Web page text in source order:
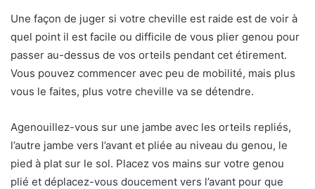
Une façon de juger si votre cheville est raide est de voir à
quel point il est facile ou difficile de vous plier genou pour
passer au-dessus de vos orteils pendant cet étirement.
Vous pouvez commencer avec peu de mobilité, mais plus
vous le faites, plus votre cheville va se détendre.
Agenouillez-vous sur une jambe avec les orteils repliés,
l’autre jambe vers l’avant et pliée au niveau du genou, le
pied à plat sur le sol. Placez vos mains sur votre genou
plié et déplacez-vous doucement vers l’avant pour que